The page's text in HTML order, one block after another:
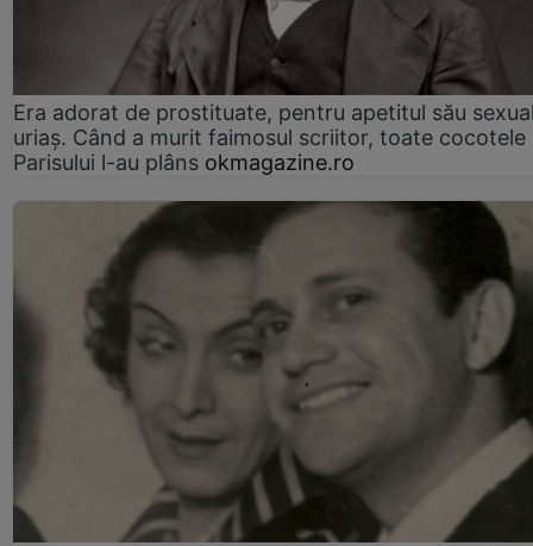
Era adorat de prostituate, pentru apetitul său
uriaș. Când a murit faimosul scriitor, toate cocotele
Parisului l-au plâns okmagazine.ro